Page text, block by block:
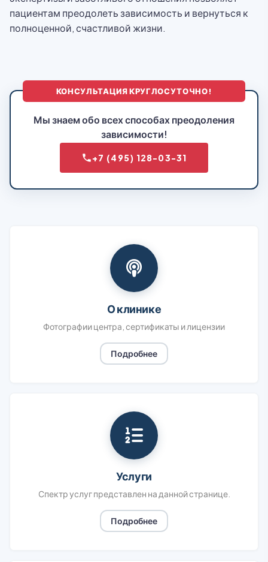
пациентам преодолеть зависимость и вернуться к
полноценной, счастливой жизни.
КОНСУЛЬТАЦИЯ КРУГЛОСУТОЧНО!
Мы знаем обо всех способах преодоления
зависимости!
+7 (495) 128-03-31
О клинике
Фотографии центра, сертификаты и лицензии
Подробнее
Услуги
Спектр услуг представлен на данной странице.
Подробнее